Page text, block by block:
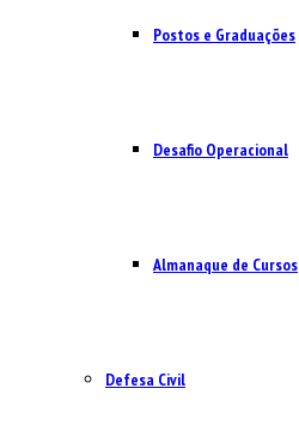
Postos e Graduações
Desafio Operacional
Almanaque de Cursos
Defesa Civil